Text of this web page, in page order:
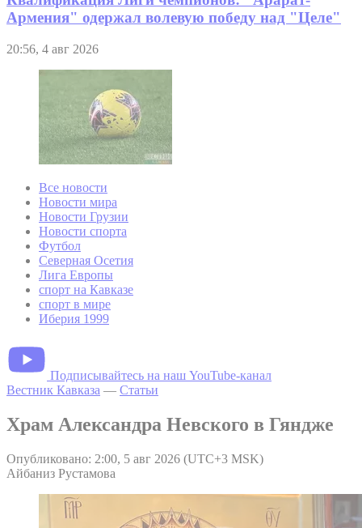
Армения" одержал волевую победу над "Целе"
20:56, 4 авг 2026
Все новости
Новости мира
Новости Грузии
Новости спорта
Футбол
Северная Осетия
Лига Европы
спорт на Кавказе
спорт в мире
Иберия 1999
Подписывайтесь на наш YouTube-канал
Вестник Кавказа — Статьи
Храм Александра Невского в Гяндже
Опубликовано: 2:00, 5 авг 2026 (UTC+3 MSK)
Айбаниз Рустамова